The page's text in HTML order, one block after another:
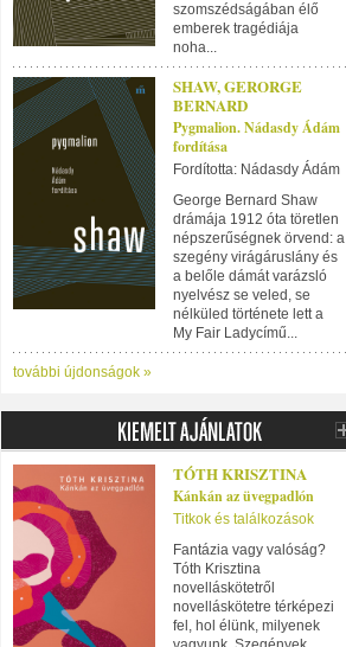
szomszédságában élő
emberek tragédiája
noha...
SHAW, GERORGE
BERNARD
Pygmalion. Nádasdy Ádám
fordítása
Fordította: Nádasdy Ádám
George Bernard Shaw
drámája 1912 óta töretlen
népszerűségnek örvend: a
szegény virágáruslány és
a belőle dámát varázsló
nyelvész se veled, se
nélküled története lett a
My Fair Ladycímű...
további újdonságok »
TÓTH KRISZTINA
Kánkán az üvegpadlón
Titkok és találkozások
Fantázia vagy valóság?
Tóth Krisztina
novelláskötetről
novelláskötetre térképezi
fel, hol élünk, milyenek